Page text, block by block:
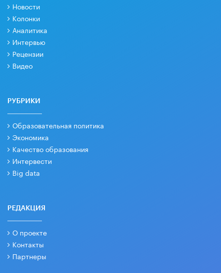
Новости
Колонки
Аналитика
Интервью
Рецензии
Видео
РУБРИКИ
Образовательная политика
Экономика
Качество образования
Интервести
Big data
РЕДАКЦИЯ
О проекте
Контакты
Партнеры